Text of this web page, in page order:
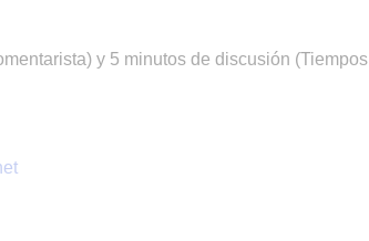
y 5 minutos de discusión (Tiempos